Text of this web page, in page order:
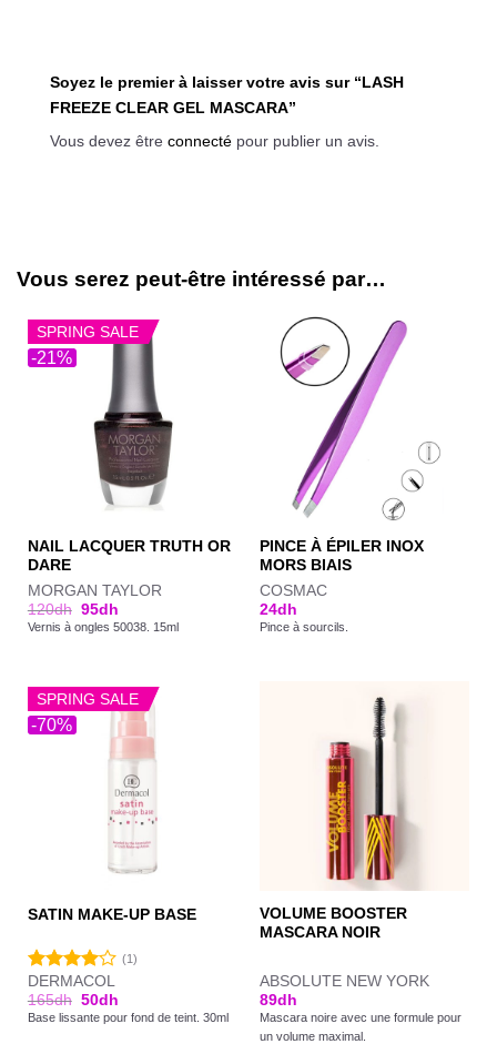
Soyez le premier à laisser votre avis sur “LASH
FREEZE CLEAR GEL MASCARA”
Vous devez être connecté pour publier un avis.
Vous serez peut-être intéressé par…
-21%
SPRING SALE
NAIL LACQUER TRUTH OR
DARE
MORGAN TAYLOR
120dh 95dh
Vernis à ongles 50038. 15ml
PINCE À ÉPILER INOX
MORS BIAIS
COSMAC
24dh
Pince à sourcils.
-70%
SPRING SALE
SATIN MAKE-UP BASE
Note
4.00sur
5
(1)
DERMACOL
165dh 50dh
Base lissante pour fond de teint. 30ml
VOLUME BOOSTER
MASCARA NOIR
ABSOLUTE NEW YORK
89dh
Mascara noire avec une formule pour
un volume maximal.